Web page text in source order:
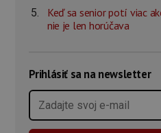
Keď sa senior potí viac
nie je len horúčava
Prihlásiť sa na newsletter